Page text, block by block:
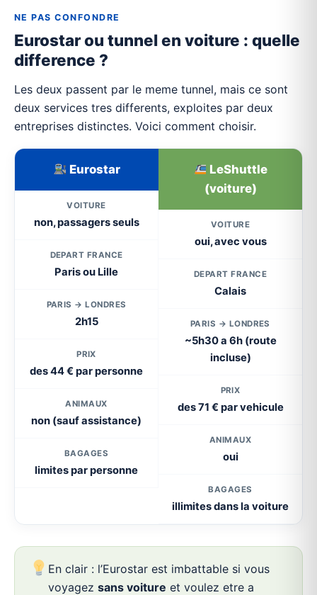
NE PAS CONFONDRE
Eurostar ou tunnel en voiture : quelle
difference ?
Les deux passent par le meme tunnel, mais ce sont
deux services tres differents, exploites par deux
entreprises distinctes. Voici comment choisir.
Eurostar
VOITURE
non, passagers seuls
DEPART FRANCE
Paris ou Lille
PARIS → LONDRES
2h15
PRIX
des 44 € par personne
ANIMAUX
non (sauf assistance)
BAGAGES
limites par personne
LeShuttle
(voiture)
VOITURE
oui, avec vous
DEPART FRANCE
Calais
PARIS → LONDRES
~5h30 a 6h (route
incluse)
PRIX
des 71 € par vehicule
ANIMAUX
oui
BAGAGES
illimites dans la voiture
En clair : l’Eurostar est imbattable si vous
voyagezsans voiture et voulez etre a